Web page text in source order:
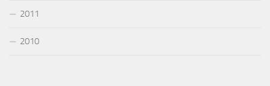
2011
2010